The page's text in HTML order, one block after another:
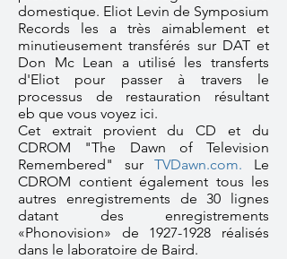
domestique. Eliot Levin de Symposium
Records les a très aimablement et
minutieusement transférés sur DAT et
Don Mc Lean a utilisé les transferts
d'Eliot pour passer à travers le
processus de restauration résultant
eb que vous voyez ici.
Cet extrait provient du CD et du
CDROM "The Dawn of Television
Remembered" surTVDawn.com. Le
CDROM contient également tous les
autres enregistrements de 30 lignes
datant des enregistrements
«Phonovision» de 1927-1928 réalisés
dans le laboratoire de Baird.